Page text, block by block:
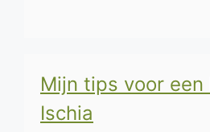
Mijn tips voor een
Ischia